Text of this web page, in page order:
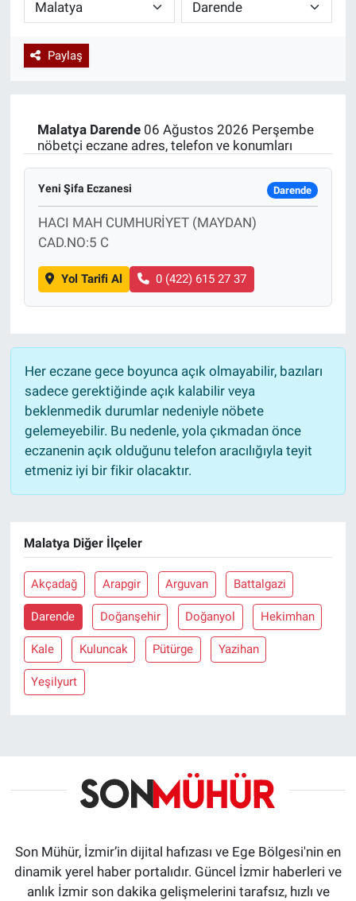
Paylaş
Malatya Darende06 Ağustos 2026 Perşembe
nöbetçi eczane adres, telefon ve konumları
Yeni Şifa Eczanesi Darende
HACI MAH CUMHURİYET (MAYDAN)
CAD.NO:5 C
Yol Tarifi Al 0 (422) 615 27 37
Her eczane gece boyunca açık olmayabilir, bazıları
sadece gerektiğinde açık kalabilir veya
beklenmedik durumlar nedeniyle nöbete
gelemeyebilir. Bu nedenle, yola çıkmadan önce
eczanenin açık olduğunu telefon aracılığıyla teyit
etmeniz iyi bir fikir olacaktır.
Malatya Diğer İlçeler
Akçadağ Arapgir Arguvan Battalgazi
Darende Doğanşehir Doğanyol Hekimhan
Kale Kuluncak Pütürge Yazihan
Yeşilyurt
Son Mühür, İzmir’in dijital hafızası ve Ege Bölgesi'nin en
dinamik yerel haber portalıdır. Güncel İzmir haberleri ve
anlık İzmir son dakika gelişmelerini tarafsız, hızlı ve